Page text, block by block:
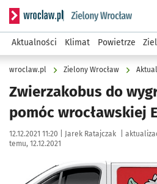
Serwis informacyjny wroclaw.pl
Aktualności Klimat Powietrze
wroclaw.pl Zielony Wrocław
Zwierzakobus do
pomóc wrocławskiej
Data publikacji:
12.12.2021 11:20 | Autor:
Jarek Ratajczak
temu, 12.12.2021
Kliknij, aby powiększyć